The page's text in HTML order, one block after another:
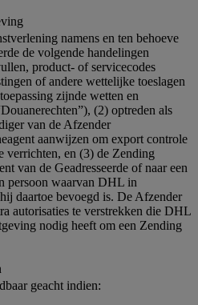
namens en ten behoeve
de volgende handelingen
product- of servicecodes
of andere wettelijke toeslagen
zijnde wetten en
(2) optreden als
van de Afzender
aanwijzen om export controle
verrichten, en (3) de Zending
van de Geadresseerde of naar een
persoon waarvan DHL in
daartoe bevoegd is. De Afzender
autorisaties te verstrekken die DHL
nodig heeft om een Zending
geacht indien: